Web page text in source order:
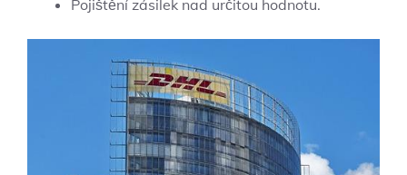
Pojištění zásilek nad určitou hodnotu.